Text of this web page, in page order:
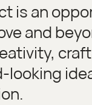
is an
and
looking